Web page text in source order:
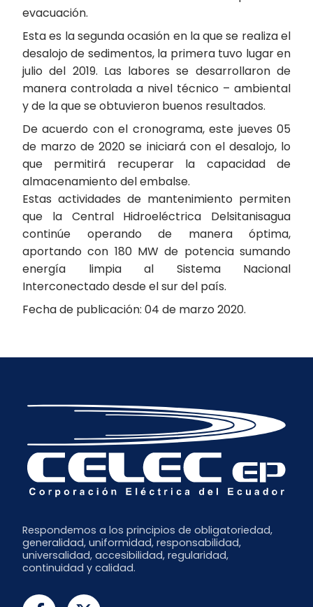
evacuación.
Esta es la segunda ocasión en la que se realiza el
desalojo de sedimentos, la primera tuvo lugar en
julio del 2019. Las labores se desarrollaron de
manera controlada a nivel técnico – ambiental
y de la que se obtuvieron buenos resultados.
De acuerdo con el cronograma, este jueves 05
de marzo de 2020 se iniciará con el desalojo, lo
que permitirá recuperar la capacidad de
almacenamiento del embalse.
Estas actividades de mantenimiento permiten
que la Central Hidroeléctrica Delsitanisagua
continúe operando de manera óptima,
aportando con 180 MW de potencia sumando
energía limpia al Sistema Nacional
Interconectado desde el sur del país.
Fecha de publicación: 04 de marzo 2020.
Respondemos a los principios de obligatoriedad,
generalidad, uniformidad, responsabilidad,
universalidad, accesibilidad, regularidad,
continuidad y calidad.